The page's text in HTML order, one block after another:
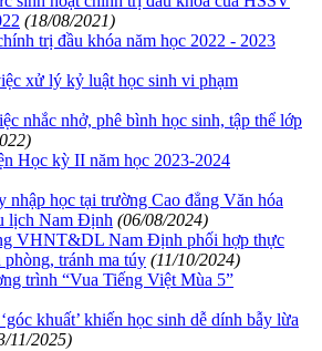
(18/08/2021)
trị đầu khóa năm học 2022 - 2023
xử lý kỷ luật học sinh vi phạm
nhắc nhở, phê bình học sinh, tập thể lớp
Học kỳ II năm học 2023-2024
nhập học tại trường Cao đẳng Văn hóa
lịch Nam Định (06/08/2024)
VHNT&DL Nam Định phối hợp thực
tránh ma túy (11/10/2024)
trình “Vua Tiếng Việt Mùa 5”
khuất’ khiến học sinh dễ dính bẫy lừa
11/2025)